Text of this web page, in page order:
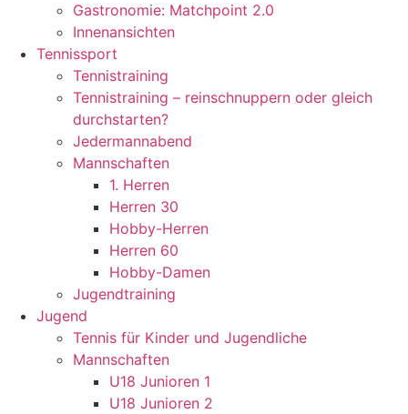
Gastronomie: Matchpoint 2.0
Innenansichten
Tennissport
Tennistraining
Tennistraining – reinschnuppern oder gleich
durchstarten?
Jedermannabend
Mannschaften
1. Herren
Herren 30
Hobby-Herren
Herren 60
Hobby-Damen
Jugendtraining
Jugend
Tennis für Kinder und Jugendliche
Mannschaften
U18 Junioren 1
U18 Junioren 2